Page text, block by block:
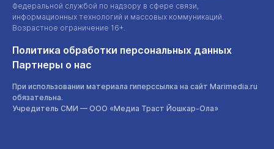
Федеральной службой по надзору в сфере связи,
информационных технологий и массовых коммуникаций.
Возрастное ограничение 16+.
Политика обработки персональных данных
Партнеры о нас
При использовании материала гиперссылка на сайт Marimedia.ru
обязательна.
Учредитель СМИ — ООО «Медиа Траст Йошкар-Ола»